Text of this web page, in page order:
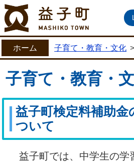
益子町
ホーム 子育て・教育・文化 >
子育て・教育・
益子町検定料補助金
ついて
益子町では、中学生の学